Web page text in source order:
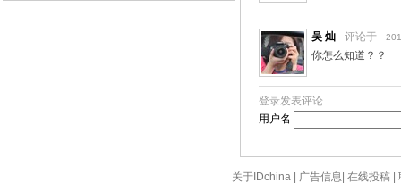
吴 灿 评论于
你怎么知道？？
登录发表评论
用户名
关于IDchina 广告信息 在线投稿